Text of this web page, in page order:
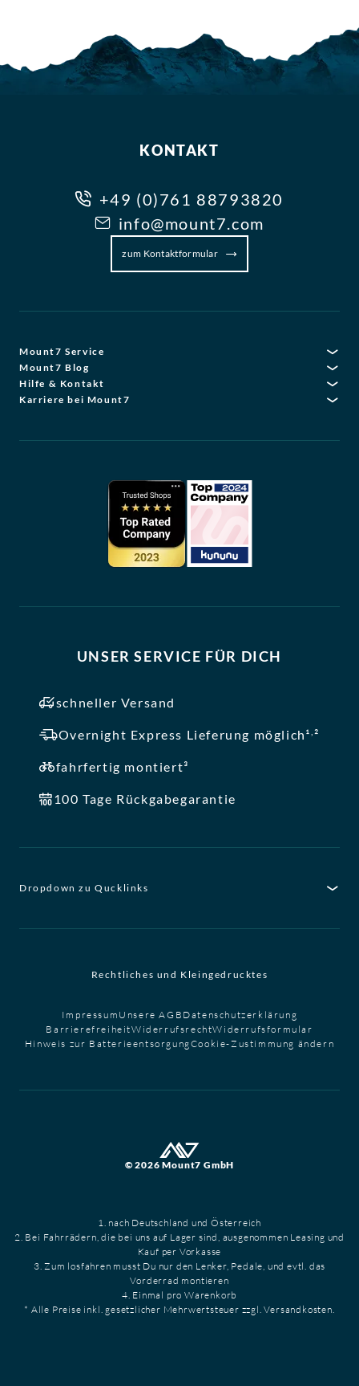
KONTAKT
+49 (0)761 88793820
info@mount7.com
zum Kontaktformular
Mount7 Service
Mount7 Blog
Hilfe & Kontakt
Karriere bei Mount7
UNSER SERVICE FÜR DICH
schneller Versand
Overnight Express Lieferung möglich¹,²
fahrfertig montiert³
100 Tage Rückgabegarantie
Dropdown zu Qucklinks
Rechtliches und Kleingedrucktes
Impressum Unsere AGB Datenschutzerklärung
BarrierefreiheitWiderrufsrechtWiderrufsformular
Hinweis zur BatterieentsorgungCookie-Zustimmung ändern
© 2026 Mount7 GmbH
1. nach Deutschland und Österreich
2. Bei Fahrrädern, die bei uns auf Lager sind, ausgenommen Leasing und
Kauf per Vorkasse
3. Zum losfahren musst Du nur den Lenker, Pedale, und evtl. das
Vorderrad montieren
4. Einmal pro Warenkorb
* Alle Preise inkl. gesetzlicher Mehrwertsteuer zzgl. Versandkosten.